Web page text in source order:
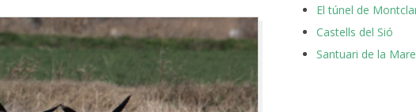
El túnel de
Castells del Sió
Santuari de la